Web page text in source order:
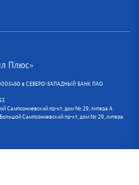
Плюс»
в СЕВЕРО-ЗАПАДНЫЙ БАНК ПАО
Сампсониевский пр-кт, дом № 29, литера А
Сампсониевский пр-кт, дом № 29, литера